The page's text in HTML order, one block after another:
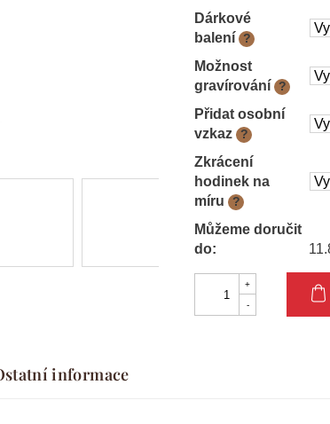
Dárkové
balení
?
Možnost
gravírování
?
Přidat osobní
vzkaz
?
Zkrácení
hodinek na
míru
?
Můžeme doručit
do:
informace